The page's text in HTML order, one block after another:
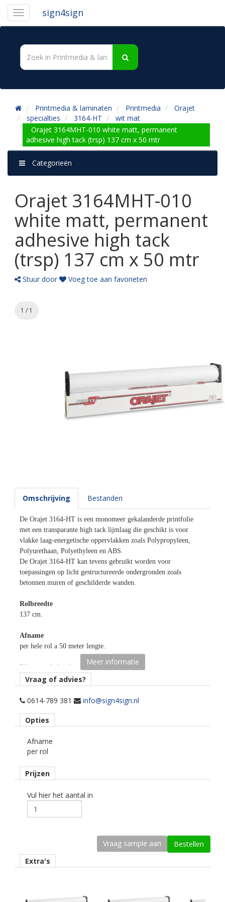
sign4sign
Printmedia & laminaten Printmedia
Orajet
specialties
3164-HT
wit mat
Orajet 3164MHT-010 white matt, permanent
adhesive high tack (trsp) 137 cm x 50 mtr
Categorieën
Orajet 3164MHT-010
white matt, permanent
adhesive high tack
(trsp) 137 cm x 50 mtr
Stuur door Voeg toe aan favorieten
1 / 1
Omschrijving Bestanden
De Orajet 3164-HT is een monomeer gekalanderde printfolie
met een transparante high tack lijmlaag die geschikt is voor
vlakke laag-energetische oppervlakken zoals Polypropyleen,
Polyurethaan, Polyethyleen en ABS.
De Orajet 3164-HT kan tevens gebruikt worden voor
toepassingen op licht gestructureerde ondergronden zoals
betonnen muren of geschilderde wanden.
Rolbreedte
137 cm.
Afname
per hele rol a 50 meter lengte.
Bijpassende laminaat reeks
Oraquard 200 of 210 (DU).
Toepassing
en licht gestructureerde muren, kajaks & kano's , mobiele
Opmerking
printmedia monomeer.
kenmerk belijming
wit mat.
Meer informatie
Vraag of advies?
0614-789 381 info@sign4sign.nl
Opties
Afname
per rol
Prijzen
Vul hier het aantal in
Extra's